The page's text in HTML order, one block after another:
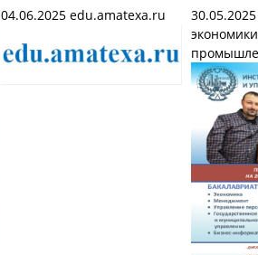
04.06.2025 edu.amatexa.ru 30.05.2025